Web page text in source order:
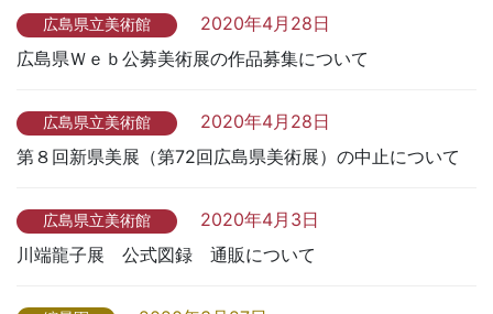
広島県立美術館
2020年4月28日
広島県Ｗｅｂ公募美術展の作品募集について
広島県立美術館
2020年4月28日
第８回新県美展（第72回広島県美術展）の中止について
広島県立美術館
2020年4月3日
川端龍子展 公式図録 通販について